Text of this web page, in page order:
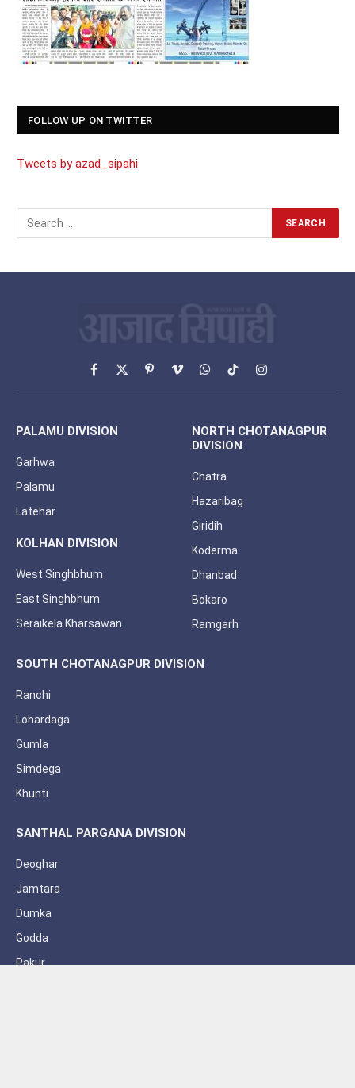
FOLLOW UP ON TWITTER
Tweets by azad_sipahi
Facebook
X
(Twitter)
PinterestVimeoWhatsApp
TikTokInstagram
PALAMU DIVISION
Garhwa
Palamu
Latehar
KOLHAN DIVISION
West Singhbhum
East Singhbhum
Seraikela Kharsawan
NORTH CHOTANAGPUR
DIVISION
Chatra
Hazaribag
Giridih
Koderma
Dhanbad
Bokaro
Ramgarh
SOUTH CHOTANAGPUR DIVISION
Ranchi
Lohardaga
Gumla
Simdega
Khunti
SANTHAL PARGANA DIVISION
Deoghar
Jamtara
Dumka
Godda
Pakur